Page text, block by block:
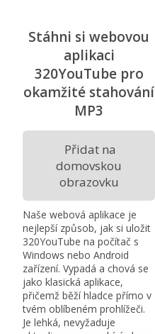
Stáhni si webovou
aplikaci
320YouTube pro
okamžité stahování
MP3
Přidat na
domovskou
obrazovku
Naše webová aplikace je
nejlepší způsob, jak si uložit
320YouTube na počítač s
Windows nebo Android
zařízení. Vypadá a chová se
jako klasická aplikace,
přičemž běží hladce přímo v
tvém oblíbeném prohlížeči.
Je lehká, nevyžaduje